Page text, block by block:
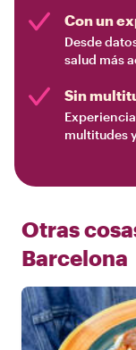
Con un
Desde
salud más
Sin
multitudes
Otras
Barcelona